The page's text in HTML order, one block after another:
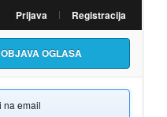
Prijava Registracija
OBJAVA OGLASA
na email